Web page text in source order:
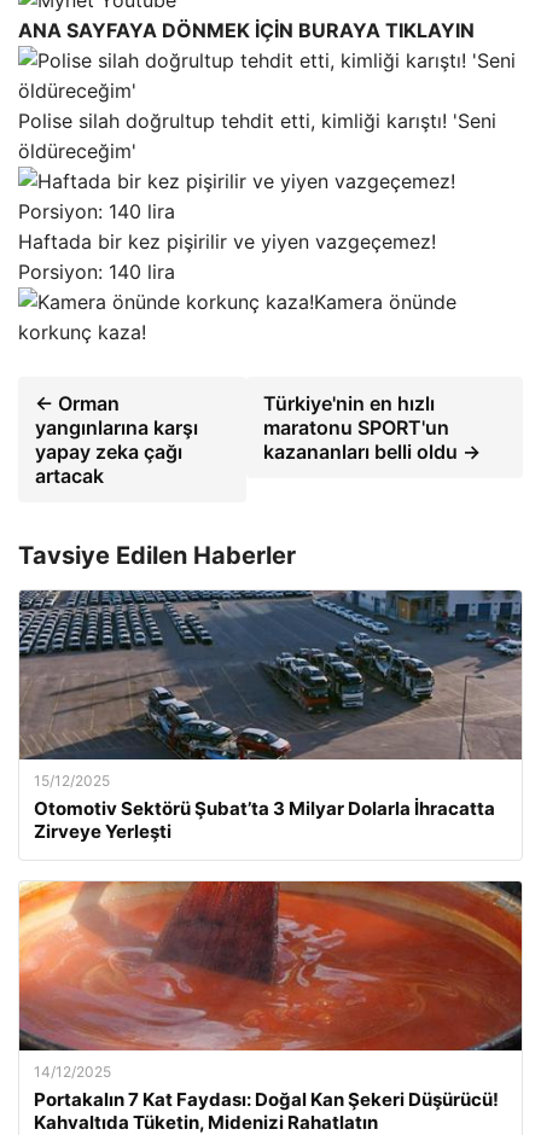
ANA SAYFAYA DÖNMEK İÇİN BURAYA TIKLAYIN
Polise silah doğrultup tehdit etti, kimliği karıştı! 'Seni
öldüreceğim'
Haftada bir kez pişirilir ve yiyen vazgeçemez!
Porsiyon: 140 lira
Kamera önünde
korkunç kaza!
← Orman
yangınlarına karşı
yapay zeka çağı
artacak
Türkiye'nin en hızlı
maratonu SPORT'un
kazananları belli oldu →
Tavsiye Edilen Haberler
15/12/2025
Otomotiv Sektörü Şubat’ta 3 Milyar Dolarla İhracatta
Zirveye Yerleşti
14/12/2025
Portakalın 7 Kat Faydası: Doğal Kan Şekeri Düşürücü!
Kahvaltıda Tüketin, Midenizi Rahatlatın